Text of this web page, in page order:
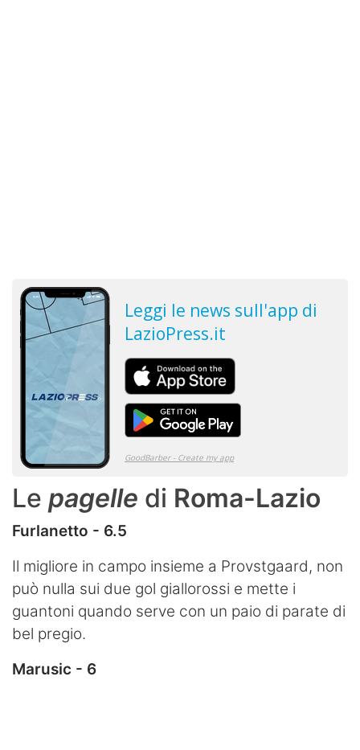
Le pagelle di Roma-Lazio
Furlanetto - 6.5
Il migliore in campo insieme a Provstgaard, non
può nulla sui due gol giallorossi e mette i
guantoni quando serve con un paio di parate di
bel pregio.
Marusic - 6